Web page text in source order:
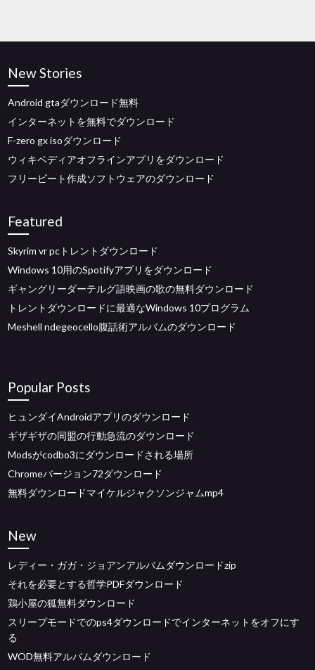
New Stories
Android gtaダウンロード無料
インターネットを無料でダウンロード
F-zero gx isoダウンロード
ウィキペディアオフラインアプリをダウンロード
フリービート作成ソフトウェアのダウンロード
Featured
Skyrim vr pcトレントダウンロード
Windows 10用のSpotifyアプリをダウンロード
ギャングリーダーテルグ語映画の歌の無料ダウンロード
トレントダウンロードに最適なWindows 10プログラム
Meshell ndegeocello腹話術アルバムのダウンロード
Popular Posts
ヒュンダイAndroidアプリのダウンロード
ギザギザの同盟の行動急流のダウンロード
Modsがcodbo3にダウンロードされる場所
Chromeバージョン72ダウンロード
無料ダウンロードマイケルジャクソンジャムmp4
New
レディー・ガガ・ジョアンアルバムダウンロードzip
それを必要とする哲学PDFダウンロード
鶏小屋の狐無料ダウンロード
スリープモードでのps4ダウンロードでインターネットをオフにす
る
WOD無料アルバムダウンロード